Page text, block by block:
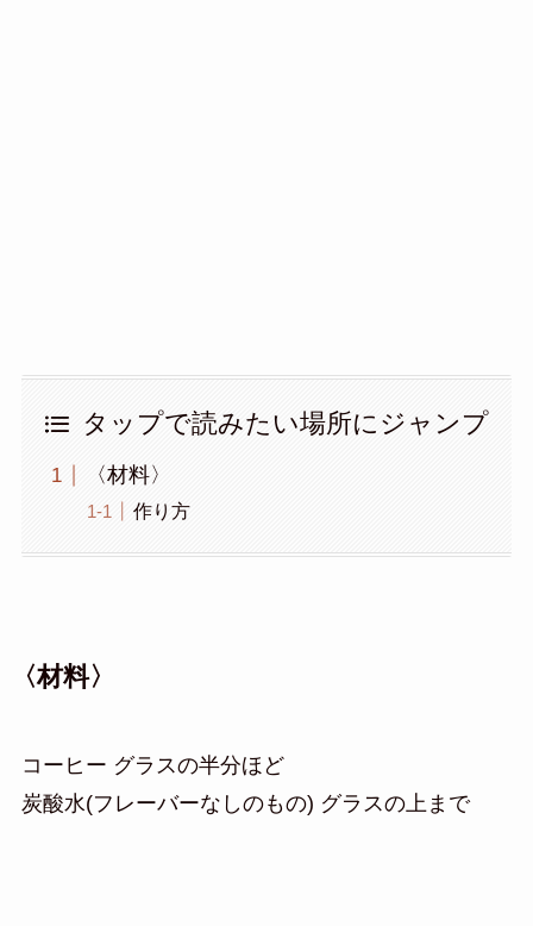
タップで読みたい場所にジャンプ
〈材料〉
作り方
〈材料〉
コーヒー グラスの半分ほど
炭酸水(フレーバーなしのもの) グラスの上まで